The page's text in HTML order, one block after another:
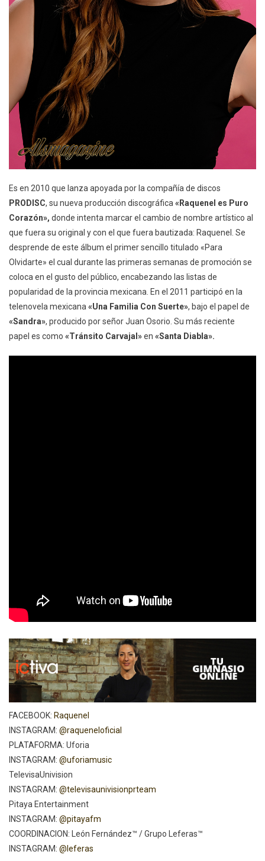
Es en 2010 que lanza apoyada por la compañía de discos
PRODISC, su nueva producción discográfica «Raquenel es Puro
Corazón», donde intenta marcar el cambio de nombre artístico al
que fuera su original y con el que fuera bautizada: Raquenel. Se
desprende de este álbum el primer sencillo titulado «Para
Olvidarte» el cual durante las primeras semanas de promoción se
coloca en el gusto del público, encabezando las listas de
popularidad de la provincia mexicana. En el 2011 participó en la
telenovela mexicana «Una Familia Con Suerte», bajo el papel de
«Sandra», producido por señor Juan Osorio. Su más reciente
papel es como «Tránsito Carvajal»en «Santa Diabla».
FACEBOOK: Raquenel
INSTAGRAM: @raqueneloficial
PLATAFORMA: Uforia
INSTAGRAM: @uforiamusic
TelevisaUnivision
INSTAGRAM: @televisaunivisionprteam
Pitaya Entertainment
INSTAGRAM: @pitayafm
COORDINACION: León Fernández™ / Grupo Leferas™
INSTAGRAM: @leferas